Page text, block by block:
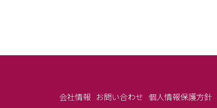
会社情報 お問い合わせ 個人情報保護方針